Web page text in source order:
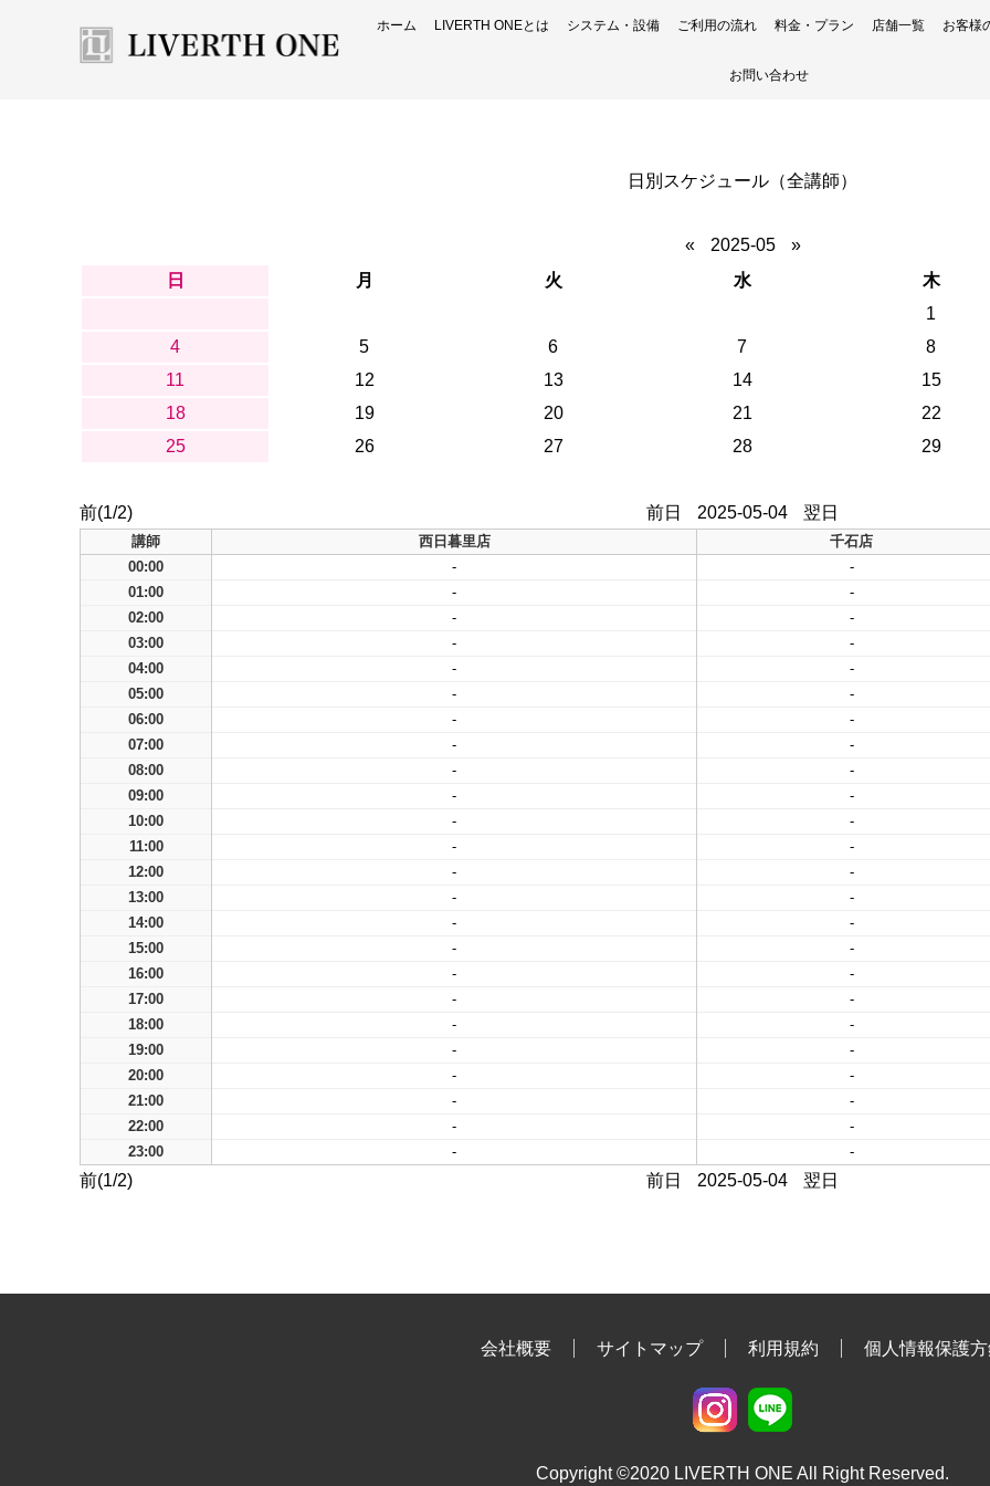
ホーム LIVERTH ONEとは システム・設備 ご利用の流れ 料金・プラン 店舗一覧 お客様
お問い合わせ
日別スケジュール（全講師）
« 2025-05 »
日 月 火 水 木
1
4
5 6 7 8
11
12 13 14 15
18
19 20 21 22
25
26 27 28 29
前(1/2) 前日 2025-05-04 翌日
講師 西日暮里店 千石店
00:00
- -
01:00
- -
02:00
- -
03:00
- -
04:00
- -
05:00
- -
06:00
- -
07:00
- -
08:00
- -
09:00
- -
10:00
- -
11:00
- -
12:00
- -
13:00
- -
14:00
- -
15:00
- -
16:00
- -
17:00
- -
18:00
- -
19:00
- -
20:00
- -
21:00
- -
22:00
- -
23:00
- -
前(1/2) 前日 2025-05-04 翌日
会社概要 サイトマップ 利用規約 個人情報保護
Copyright ©2020 LIVERTH ONE All Right Reserved.